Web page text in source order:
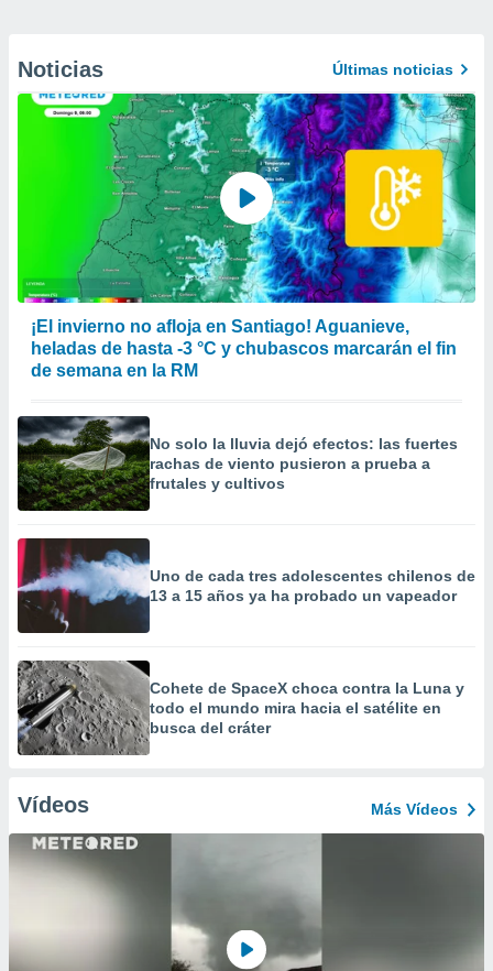
Noticias Últimas noticias
¡El invierno no afloja en Santiago! Aguanieve,
heladas de hasta -3 °C y chubascos marcarán el fin
de semana en la RM
No solo la lluvia dejó efectos: las fuertes
rachas de viento pusieron a prueba a
frutales y cultivos
Uno de cada tres adolescentes chilenos de
13 a 15 años ya ha probado un vapeador
Cohete de SpaceX choca contra la Luna y
todo el mundo mira hacia el satélite en
busca del cráter
Vídeos Más Vídeos